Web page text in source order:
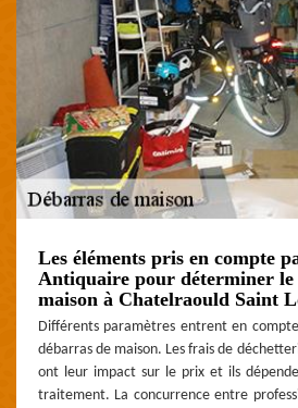
Les éléments pris en compte
Antiquaire pour déterminer
maison à Chatelraould Saint
Différents paramètres entrent en
débarras de maison. Les frais de
ont leur impact sur le prix et ils
traitement. La concurrence entre